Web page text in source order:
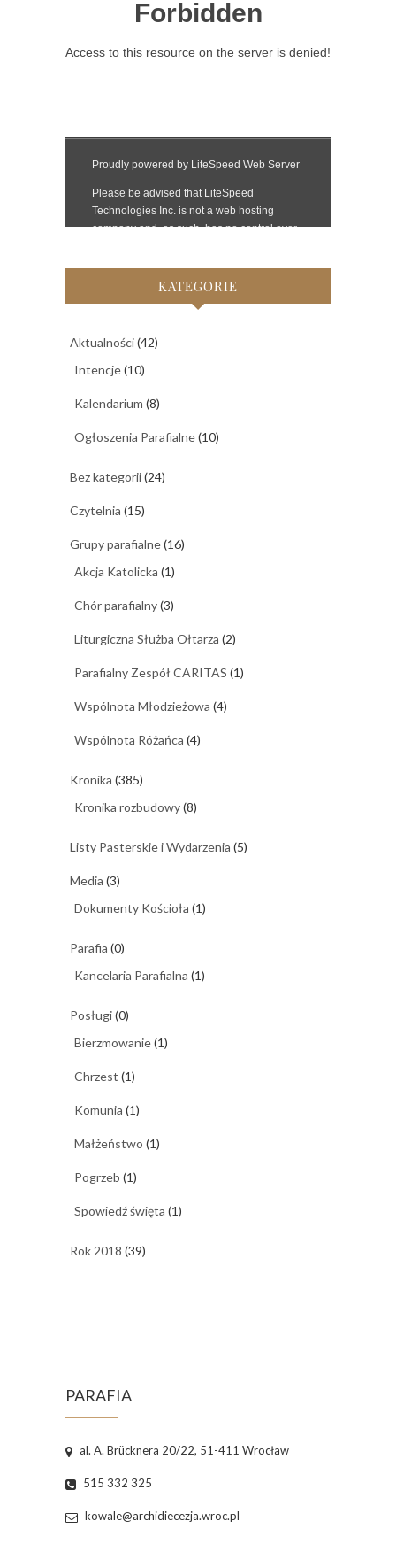
KATEGORIE
Aktualności(42)
Intencje(10)
Kalendarium (8)
Ogłoszenia Parafialne(10)
Bez kategorii(24)
Czytelnia (15)
Grupy parafialne(16)
Akcja Katolicka (1)
Chór parafialny(3)
Liturgiczna Służba Ołtarza (2)
Parafialny Zespół CARITAS (1)
Wspólnota Młodzieżowa (4)
Wspólnota Różańca (4)
Kronika (385)
Kronika rozbudowy(8)
Listy Pasterskie i Wydarzenia (5)
Media (3)
Dokumenty Kościoła (1)
Parafia (0)
Kancelaria Parafialna (1)
Posługi(0)
Bierzmowanie(1)
Chrzest (1)
Komunia (1)
Małżeństwo (1)
Pogrzeb (1)
Spowiedź święta (1)
Rok 2018 (39)
PARAFIA
al. A. Brücknera 20/22, 51-411 Wrocław
515 332 325
kowale@archidiecezja.wroc.pl